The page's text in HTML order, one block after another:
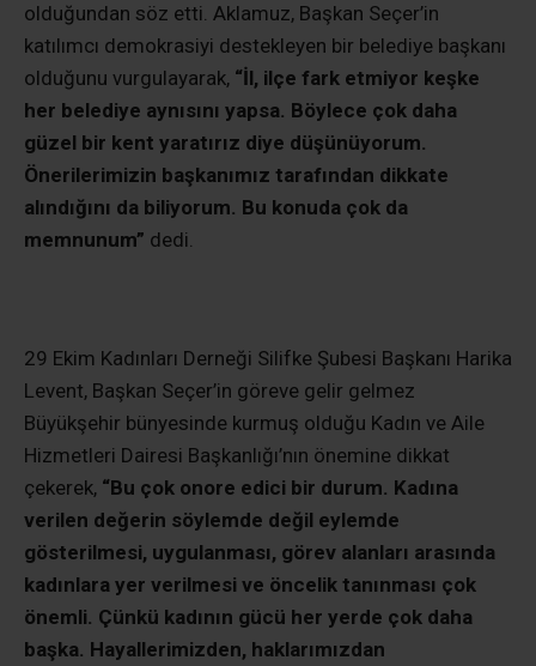
olduğundan söz etti. Aklamuz, Başkan Seçer’in
katılımcı demokrasiyi destekleyen bir belediye başkanı
olduğunu vurgulayarak, “İl, ilçe fark etmiyor keşke
her belediye aynısını yapsa. Böylece çok daha
güzel bir kent yaratırız diye düşünüyorum.
Önerilerimizin başkanımız tarafından dikkate
alındığını da biliyorum. Bu konuda çok da
memnunum” dedi.
29 Ekim Kadınları Derneği Silifke Şubesi Başkanı Harika
Levent, Başkan Seçer’in göreve gelir gelmez
Büyükşehir bünyesinde kurmuş olduğu Kadın ve Aile
Hizmetleri Dairesi Başkanlığı’nın önemine dikkat
çekerek, “Bu çok onore edici bir durum. Kadına
verilen değerin söylemde değil eylemde
gösterilmesi, uygulanması, görev alanları arasında
kadınlara yer verilmesi ve öncelik tanınması çok
önemli. Çünkü kadının gücü her yerde çok daha
başka. Hayallerimizden, haklarımızdan